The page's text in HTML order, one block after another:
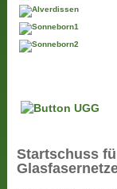
Startschuss